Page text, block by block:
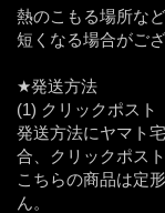
熱のこもる場所な
短くなる場合がご
★発送方法
(1) クリックポス
発送方法にヤマト
合、クリックポス
こちらの商品は定
ん。